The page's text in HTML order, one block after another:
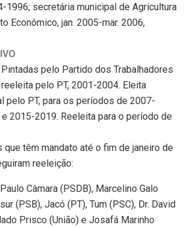
1996; secretária municipal de Agricultura
Econômico, jan. 2005-mar. 2006,
pelo Partido dos Trabalhadores
pelo PT, 2001-2004. Eleita
pelo PT, para os períodos de 2007-
2015-2019. Reeleita para o período de
que têm mandato até o fim de janeiro de
reeleição:
Câmara (PSDB), Marcelino Galo
(PSB), Jacó (PT), Tum (PSC), Dr. David
Prisco (União) e Josafá Marinho